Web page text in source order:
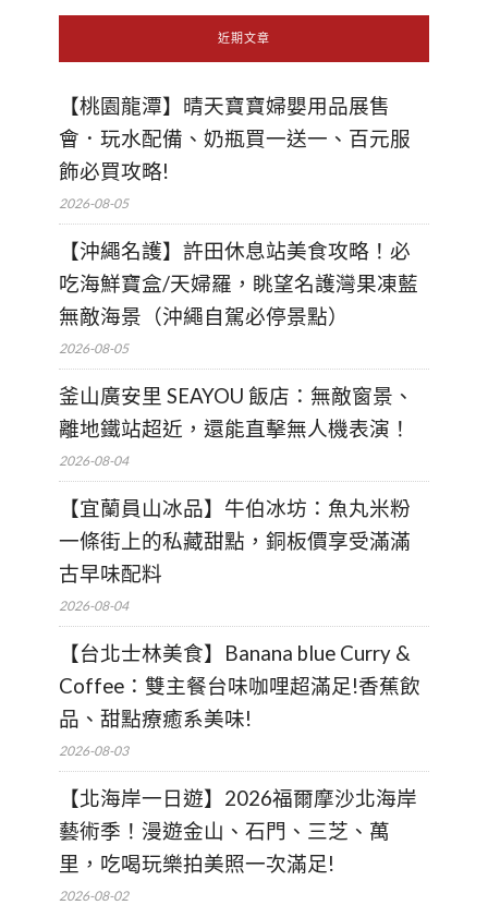
近期文章
【桃園龍潭】晴天寶寶婦嬰用品展售
會．玩水配備、奶瓶買一送一、百元服
飾必買攻略!
2026-08-05
【沖繩名護】許田休息站美食攻略！必
吃海鮮寶盒/天婦羅，眺望名護灣果凍藍
無敵海景（沖繩自駕必停景點）
2026-08-05
釜山廣安里 SEAYOU 飯店：無敵窗景、
離地鐵站超近，還能直擊無人機表演！
2026-08-04
【宜蘭員山冰品】牛伯冰坊：魚丸米粉
一條街上的私藏甜點，銅板價享受滿滿
古早味配料
2026-08-04
【台北士林美食】Banana blue Curry &
Coffee：雙主餐台味咖哩超滿足!香蕉飲
品、甜點療癒系美味!
2026-08-03
【北海岸一日遊】2026福爾摩沙北海岸
藝術季！漫遊金山、石門、三芝、萬
里，吃喝玩樂拍美照一次滿足!
2026-08-02